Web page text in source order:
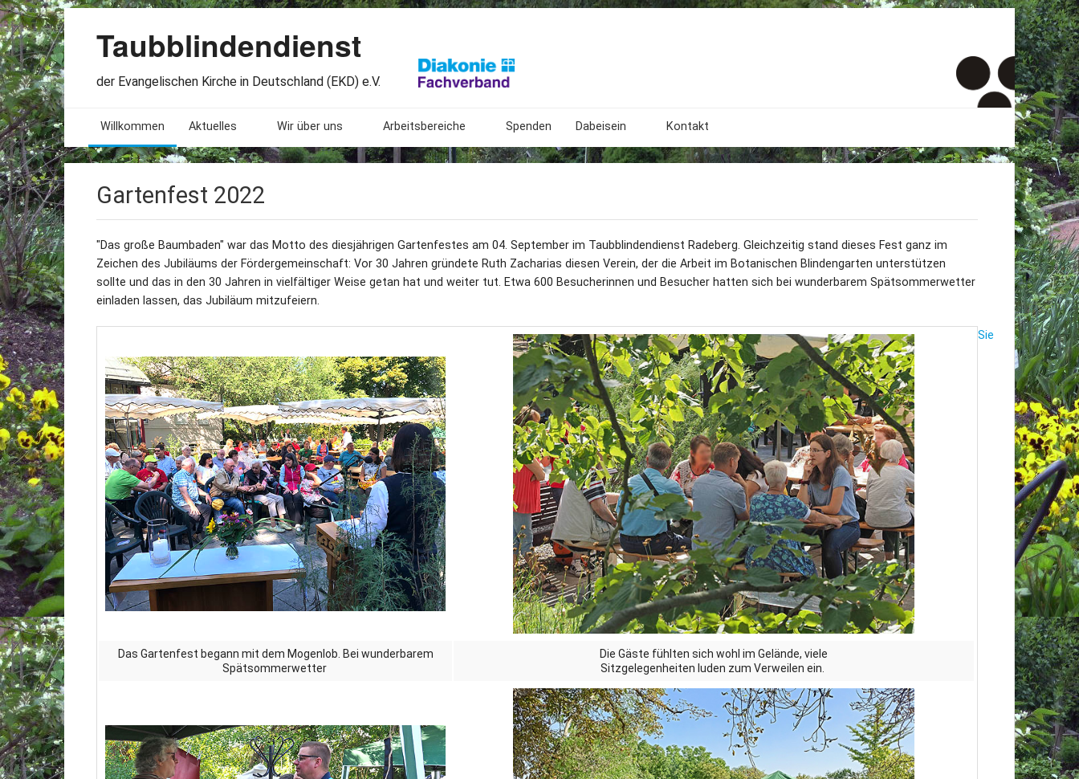
Taubblindendienst
der Evangelischen Kirche in Deutschland (EKD) e.V.
Willkommen Aktuelles
Seminare. Termine
Öffnungszeiten
Stellenangebote
Freundesbriefe
Presseberichte
Wir über uns
Leitlinien
Geschichte
Veröffentlichungen
Erinnerungen 20. Gartenfest
Arbeitsbereiche
Begegnungsstätte
Was wir extern tun
Bundesweites Treffen
Ambulant Betreutes Wohnen
Botanischer BlindengartenGeschichte
Bedeutung
Dufthaus
Gärtnerei
Feste und Veranstaltungen
Seminare, Termine
Ehrungen und Mitgliedschaften
Veröffentlchungen
Basarverkauf
Kontakt
Spenden Dabeisein
Freiwilliges Soziales Jahr
Ehrenamtliche Mitarbeit
Patenschaften für taubblinde Menschen
Kontakt
Mitarbeiter
Impressum
Anfahrt
Sitemap
Datenschutzerklärung
Gartenfest 2022
"Das große Baumbaden" war das Motto des diesjährigen Gartenfestes am 04. September im Taubblindendienst Radeberg. Gleichzeitig stand dieses Fest ganz im
Zeichen des Jubiläums der Fördergemeinschaft: Vor 30 Jahren gründete Ruth Zacharias diesen Verein, der die Arbeit im Botanischen Blindengarten unterstützen
sollte und das in den 30 Jahren in vielfältiger Weise getan hat und weiter tut. Etwa 600 Besucherinnen und Besucher hatten sich bei wunderbarem Spätsommerwetter
einladen lassen, das Jubiläum mitzufeiern.
Das Gartenfest begann mit dem Mogenlob. Bei wunderbarem
Spätsommerwetter
Die Gäste fühlten sich wohl im Gelände, viele
Sitzgelegenheiten luden zum Verweilen ein.
Sie